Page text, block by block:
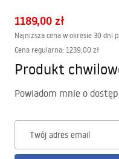
1189,00 zł
Najniższa cena w okresie 30 dni
Cena regularna: 1239,00 zł
Produkt
Powiadom mnie o
Twój adres email